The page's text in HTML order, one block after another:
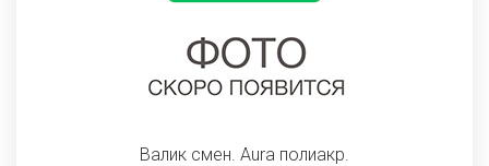
Валик смен. Aura полиакр.